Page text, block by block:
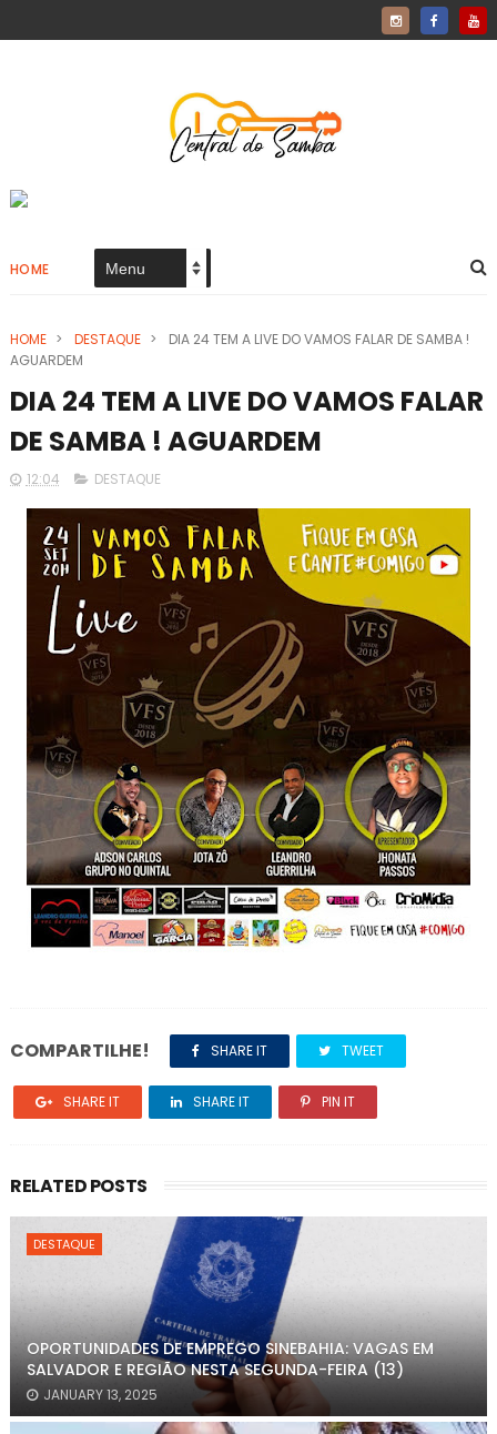
HOME
HOME > DESTAQUE >
DIA 24 TEM A LIVE DO VAMOS FALAR DE SAMBA !
AGUARDEM
DIA 24 TEM A LIVE DO VAMOS FALAR
DE SAMBA ! AGUARDEM
12:04 DESTAQUE
COMPARTILHE! SHARE IT TWEET
SHARE IT SHARE IT PIN IT
RELATED POSTS
DESTAQUE
OPORTUNIDADES DE EMPREGO SINEBAHIA: VAGAS EM
SALVADOR E REGIÃO NESTA SEGUNDA-FEIRA (13)
JANUARY 13, 2025